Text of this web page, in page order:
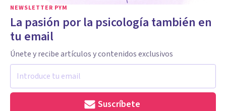
NEWSLETTER PYM
La pasión por la psicología también en
tu email
Únete y recibe artículos y contenidos exclusivos
Suscríbete